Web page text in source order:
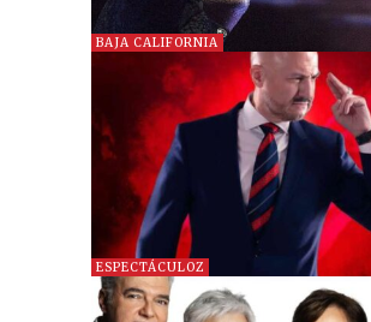
BAJA CALIFORNIA
ESPECTÁCULOZ